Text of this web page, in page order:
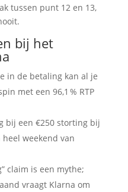
tussen punt 12 en 13,
bij het
in de betaling kan al je
met een 96,1 % RTP
bij een €250 storting bij
weekend van
claim is een mythe;
vraagt Klarna om